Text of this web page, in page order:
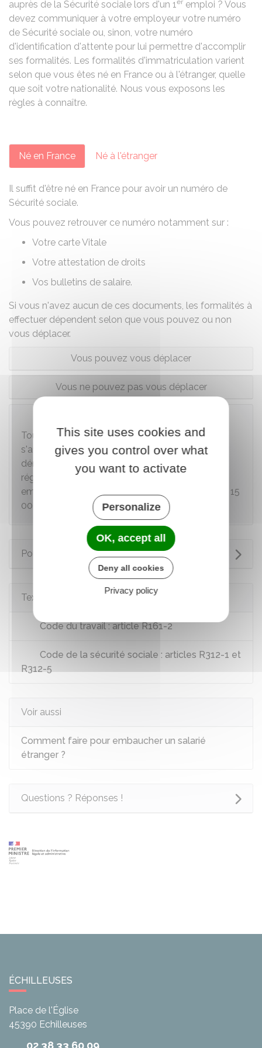
auprès de la Sécurité sociale lors d'un 1er emploi ? Vous
devez communiquer à votre employeur votre numéro
de Sécurité sociale ou, sinon, votre numéro
d'identification d'attente pour lui permettre d'accomplir
ses formalités. Les formalités d'immatriculation varient
selon que vous êtes né en France ou à l'étranger, quelle
que soit votre nationalité. Nous vous exposons les
règles à connaître.
Né en France Né à l'étranger
Il suffit d'être né en France pour avoir un numéro de
Sécurité sociale.
Vous pouvez retrouver ce numéro notamment sur :
Votre carte Vitale
Votre attestation de droits
Vos bulletins de salaire.
Si vous n'avez aucun de ces documents, les formalités à
effectuer dépendent selon que vous pouvez ou non
vous déplacer.
Vous pouvez vous déplacer
Vous ne pouvez pas vous déplacer
Toute personnequi refuse délibérément
s'affilier ou quipersiste à ne pas engager
démarches pour son affiliation obligatoire à un
régime de Sécurité sociale est punie d'un
emprisonnement de 6 mois et d'une amende de 15
000 €
(ou seulement de l'une de ces peines).
Pour en savoir plus
Textes de référence
Code du travail : article R161-2
Code de la sécurité sociale : articles R312-1 et
R312-5
Voir aussi
Comment faire pour embaucher un salarié
étranger ?
Questions ? Réponses !
ÉCHILLEUSES
Place de l'Église
45390 Echilleuses
02 38 33 60 09
This site uses cookies and
gives you control over what
you want to activate
Personalize
OK, accept all
Deny all cookies
Privacy policy